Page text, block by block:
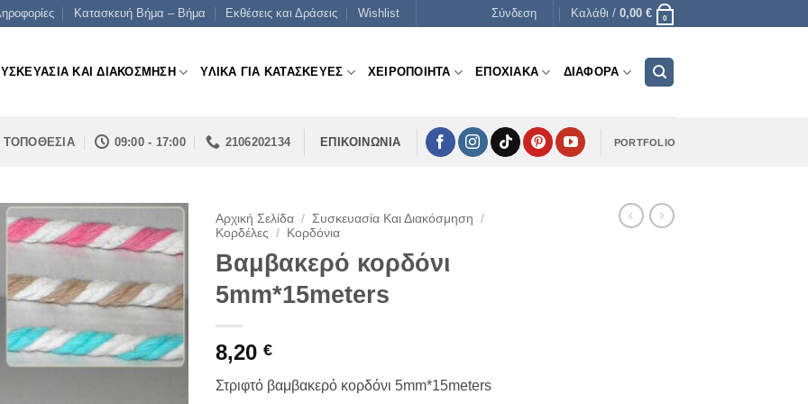
Κατασκευή Βήμα – Βήμα Εκθέσεις και Δράσεις Wishlist Σύνδεση Καλάθι / 0,00 € 0
ΚΑΙ ΔΙΑΚΟΣΜΗΣΗ ΥΛΙΚΑ ΓΙΑ ΚΑΤΑΣΚΕΥΕΣ ΧΕΙΡΟΠΟΙΗΤΑ ΕΠΟΧΙΑΚΑ ΔΙΑΦΟΡΑ
ΤΟΠΟΘΕΣΙΑ 09:00 - 17:00 2106202134 ΕΠΙΚΟΙΝΩΝΙΑ PORTFOLIO
Αρχική Σελίδα / Συσκευασία Και Διακόσμηση
/
Κορδέλες
/ Κορδόνια
Βαμβακερό κορδόνι
5mm*15meters
8,20 €
Στριφτό βαμβακερό κορδόνι 5mm*15meters